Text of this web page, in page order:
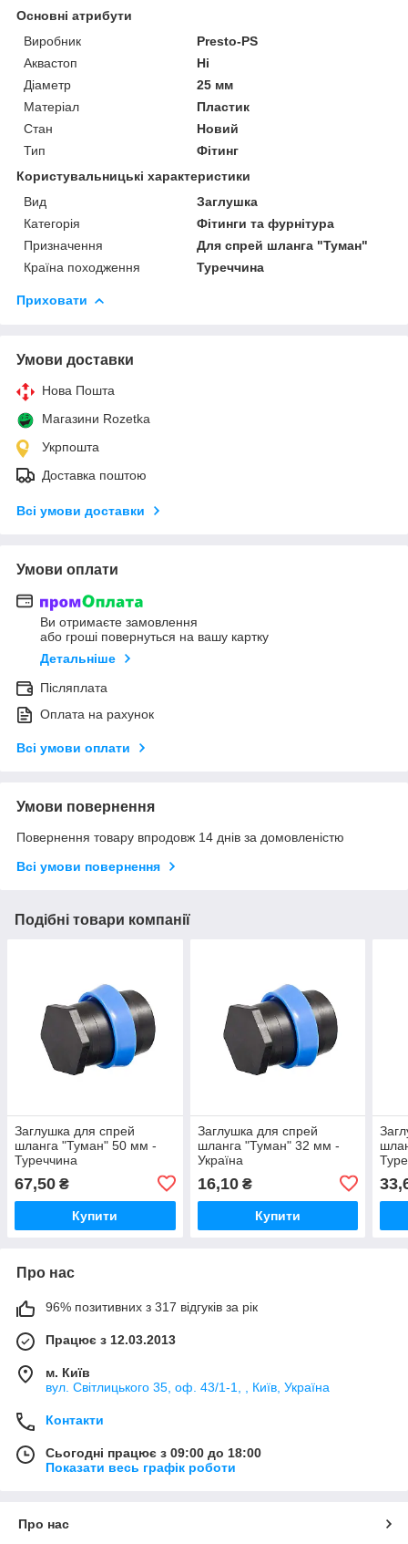
Основні атрибути
Виробник
Presto-PS
Аквастоп
Ні
Діаметр
25 мм
Матеріал
Пластик
Стан
Новий
Тип
Фітинг
Користувальницькі характеристики
Вид
Заглушка
Категорія
Фітинги та фурнітура
Призначення
Для спрей шланга "Туман"
Країна походження
Туреччина
Приховати
Умови доставки
Нова Пошта
Магазини Rozetka
Укрпошта
Доставка поштою
Всі умови доставки
Умови оплати
Ви отримаєте замовлення
або гроші повернуться на вашу картку
Детальніше
Післяплата
Оплата на рахунок
Всі умови оплати
Умови повернення
Повернення товару впродовж 14 днів за домовленістю
Всі умови повернення
Подібні товари компанії
Заглушка для спрей
шланга "Туман" 50 мм -
Туреччина
67,50 ₴
Купити
Заглушка для спрей
шланга "Туман" 32 мм -
Україна
16,10₴
Купити
Про нас
96% позитивних з 317 відгуків за рік
Працює з 12.03.2013
м. Київ
вул. Світлицького 35, оф. 43/1-1, , Київ, Україна
Контакти
Сьогодні працює з 09:00 до 18:00
Показати весь графік роботи
Про нас